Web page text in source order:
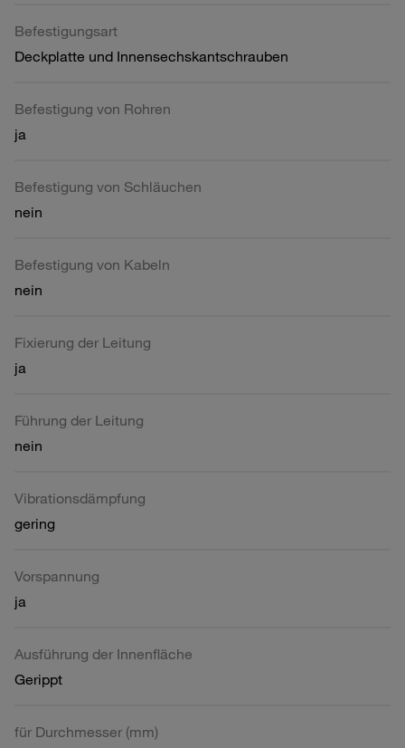
Befestigungsart
Deckplatte und Innensechskantschrauben
Befestigung von Rohren
ja
Befestigung von Schläuchen
nein
Befestigung von Kabeln
nein
Fixierung der Leitung
ja
Führung der Leitung
nein
Vibrationsdämpfung
gering
Vorspannung
ja
Ausführung der Innenfläche
Gerippt
für Durchmesser (mm)